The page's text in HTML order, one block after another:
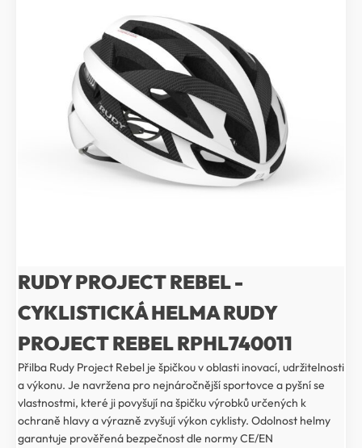
RUDY PROJECT REBEL -
CYKLISTICKÁ HELMA RUDY
PROJECT REBEL RPHL740011
Přilba Rudy Project Rebel je špičkou v oblasti inovací, udržitelnosti
a výkonu. Je navržena pro nejnáročnější sportovce a pyšní se
vlastnostmi, které ji povyšují na špičku výrobků určených k
ochraně hlavy a výrazně zvyšují výkon cyklisty. Odolnost helmy
garantuje prověřená bezpečnost dle normy CE/EN